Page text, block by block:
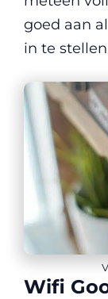
goed aan
in te
Wifi